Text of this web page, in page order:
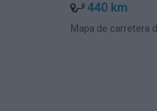
440 km
Mapa de carretera